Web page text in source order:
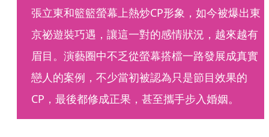
張立東和籃籃螢幕上熱炒CP形象，如今被爆出東
京祕遊裝巧遇，讓這一對的感情狀況，越來越有
眉目。演藝圈中不乏從螢幕搭檔一路發展成真實
戀人的案例，不少當初被認為只是節目效果的
CP，最後都修成正果，甚至攜手步入婚姻。